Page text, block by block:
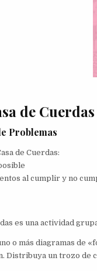
de Cuerdas
Problemas
de Cuerdas:
al cumplir y no
es una actividad
o más diagramas de
Distribuya un trozo de